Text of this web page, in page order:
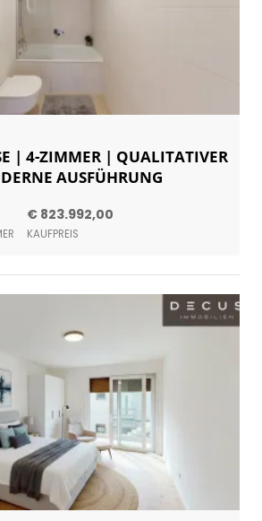
| 4-ZIMMER | QUALITATIVER
AUSFÜHRUNG
€ 823.992,00
KAUFPREIS